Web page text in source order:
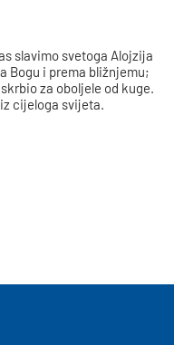
slavimo svetoga Alojzija
Bogu i prema bližnjemu;
za oboljele od kuge.
cijeloga svijeta.